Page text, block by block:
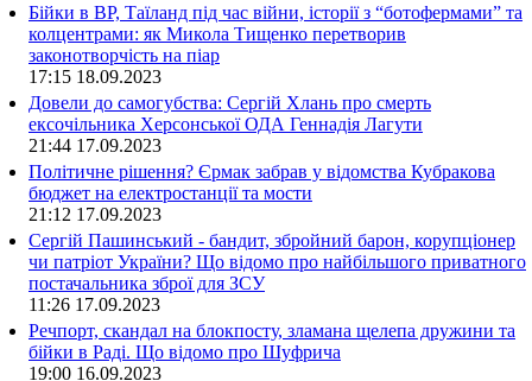
Бійки в ВР, Таїланд під час війни, історії з “ботофермами” та
колцентрами: як Микола Тищенко перетворив
законотворчість на піар
17:15 18.09.2023
Довели до самогубства: Сергій Хлань про смерть
ексочільника Херсонської ОДА Геннадія Лагути
21:44 17.09.2023
Політичне рішення? Єрмак забрав у відомства Кубракова
бюджет на електростанції та мости
21:12 17.09.2023
Сергій Пашинський - бандит, збройний барон, корупціонер
чи патріот України? Що відомо про найбільшого приватного
постачальника зброї для ЗСУ
11:26 17.09.2023
Речпорт, скандал на блокпосту, зламана щелепа дружини та
бійки в Раді. Що відомо про Шуфрича
19:00 16.09.2023